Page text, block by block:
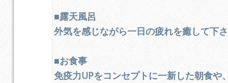
■露天風呂
外気を感じながら一日の疲れを癒して下
■お食事
免疫力UPをコンセプトに一新した朝食